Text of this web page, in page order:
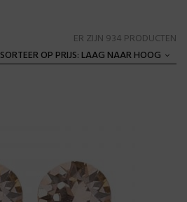
ER ZIJN 934 PRODUCTEN
SORTEER OP PRIJS: LAAG NAAR HOOG